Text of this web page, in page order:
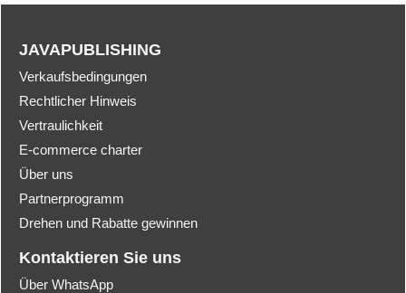
JAVAPUBLISHING
Verkaufsbedingungen
Rechtlicher Hinweis
Vertraulichkeit
E-commerce charter
Über uns
Partnerprogramm
Drehen und Rabatte gewinnen
Kontaktieren Sie uns
Über WhatsApp